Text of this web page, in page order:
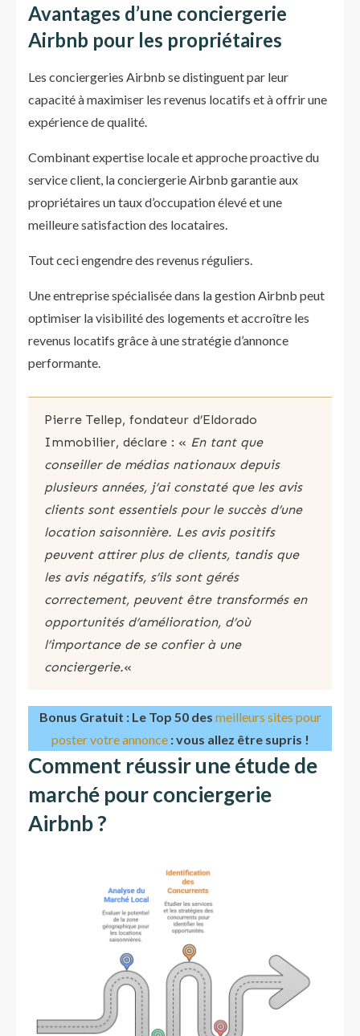
Avantages d’une conciergerie
Airbnb pour les propriétaires
Les conciergeries Airbnb se distinguent par leur
capacité à maximiser les revenus locatifs et à offrir une
expérience de qualité.
Combinant expertise locale et approche proactive du
service client, la conciergerie Airbnb garantie aux
propriétaires un taux d’occupation élevé et une
meilleure satisfaction des locataires.
Tout ceci engendre des revenus réguliers.
Une entreprise spécialisée dans la gestion Airbnb peut
optimiser la visibilité des logements et accroître les
revenus locatifs grâce à une stratégie d’annonce
performante.
Pierre Tellep, fondateur d’Eldorado
Immobilier, déclare : « En tant que
conseiller de médias nationaux depuis
plusieurs années, j’ai constaté que les avis
clients sont essentiels pour le succès d’une
location saisonnière. Les avis positifs
peuvent attirer plus de clients, tandis que
les avis négatifs, s’ils sont gérés
correctement, peuvent être transformés en
opportunités d’amélioration, d’où
l’importance de se confier à une
conciergerie.«
Bonus Gratuit : Le Top 50 des meilleurs sites pour
poster votre annonce: vous allez être supris !
Comment réussir une étude de
marché pour conciergerie
Airbnb ?